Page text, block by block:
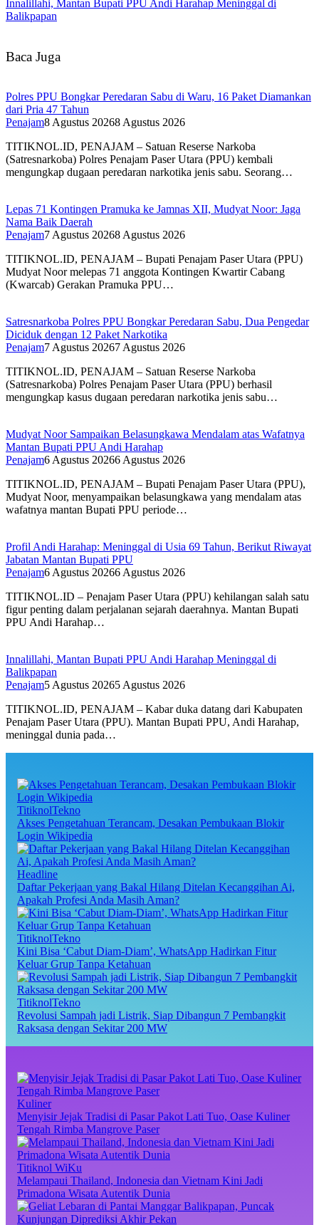
Innalillahi, Mantan Bupati PPU Andi Harahap Meninggal di
Balikpapan
Baca Juga
Polres PPU Bongkar Peredaran Sabu di Waru, 16 Paket Diamankan
dari Pria 47 Tahun
Penajam8 Agustus 20268 Agustus 2026
TITIKNOL.ID, PENAJAM – Satuan Reserse Narkoba
(Satresnarkoba) Polres Penajam Paser Utara (PPU) kembali
mengungkap dugaan peredaran narkotika jenis sabu. Seorang…
Lepas 71 Kontingen Pramuka ke Jamnas XII, Mudyat Noor: Jaga
Nama Baik Daerah
Penajam7 Agustus 20268 Agustus 2026
TITIKNOL.ID, PENAJAM – Bupati Penajam Paser Utara (PPU)
Mudyat Noor melepas 71 anggota Kontingen Kwartir Cabang
(Kwarcab) Gerakan Pramuka PPU…
Satresnarkoba Polres PPU Bongkar Peredaran Sabu, Dua Pengedar
Diciduk dengan 12 Paket Narkotika
Penajam7 Agustus 20267 Agustus 2026
TITIKNOL.ID, PENAJAM – Satuan Reserse Narkoba
(Satresnarkoba) Polres Penajam Paser Utara (PPU) berhasil
mengungkap kasus dugaan peredaran narkotika jenis sabu…
Mudyat Noor Sampaikan Belasungkawa Mendalam atas Wafatnya
Mantan Bupati PPU Andi Harahap
Penajam6 Agustus 20266 Agustus 2026
TITIKNOL.ID, PENAJAM – Bupati Penajam Paser Utara (PPU),
Mudyat Noor, menyampaikan belasungkawa yang mendalam atas
wafatnya mantan Bupati PPU periode…
Profil Andi Harahap: Meninggal di Usia 69 Tahun, Berikut Riwayat
Jabatan Mantan Bupati PPU
Penajam6 Agustus 20266 Agustus 2026
TITIKNOL.ID – Penajam Paser Utara (PPU) kehilangan salah satu
figur penting dalam perjalanan sejarah daerahnya. Mantan Bupati
PPU Andi Harahap…
Innalillahi, Mantan Bupati PPU Andi Harahap Meninggal di
Balikpapan
Penajam5 Agustus 20265 Agustus 2026
TITIKNOL.ID, PENAJAM – Kabar duka datang dari Kabupaten
Penajam Paser Utara (PPU). Mantan Bupati PPU, Andi Harahap,
meninggal dunia pada…
TitiknolTekno
Akses Pengetahuan Terancam, Desakan Pembukaan Blokir
Login Wikipedia
Headline
Daftar Pekerjaan yang Bakal Hilang Ditelan Kecanggihan Ai,
Apakah Profesi Anda Masih Aman?
TitiknolTekno
Kini Bisa ‘Cabut Diam-Diam’, WhatsApp Hadirkan Fitur
Keluar Grup Tanpa Ketahuan
TitiknolTekno
Revolusi Sampah jadi Listrik, Siap Dibangun 7 Pembangkit
Raksasa dengan Sekitar 200 MW
Kuliner
Menyisir Jejak Tradisi di Pasar Pakot Lati Tuo, Oase Kuliner
Tengah Rimba Mangrove Paser
Titiknol WiKu
Melampaui Thailand, Indonesia dan Vietnam Kini Jadi
Primadona Wisata Autentik Dunia